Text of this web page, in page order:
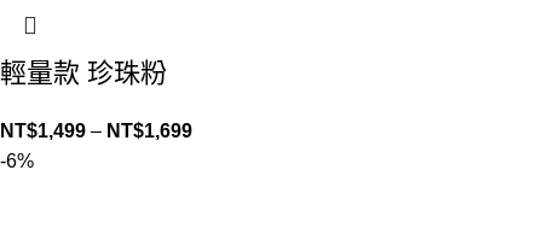
輕量款 珍珠粉
NT$1,499 – NT$1,699
-6%